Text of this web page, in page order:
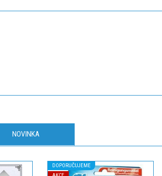
NOVINKA
DOPORUČUJEME